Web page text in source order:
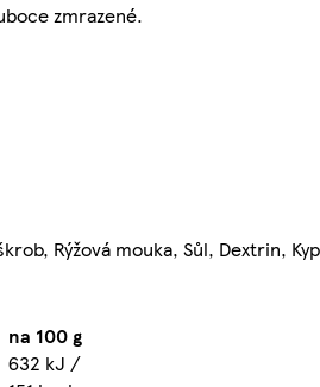
zmrazené.
Rýžová mouka, Sůl, Dextrin,
na 100 g
632 kJ /